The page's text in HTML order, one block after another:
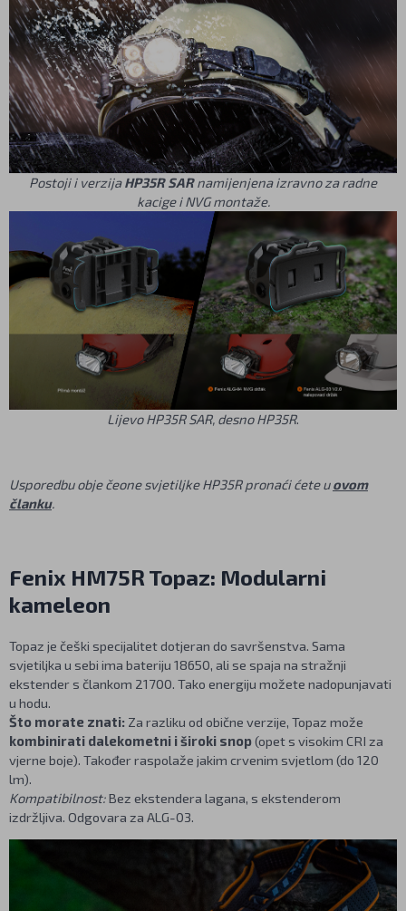
Postoji i verzijaHP35R SARnamijenjena izravno za radne
kacige i NVG montaže.
Lijevo HP35R SAR, desno HP35R.
Usporedbu obje čeone svjetiljke HP35R pronaći ćete uovom
članku.
Fenix HM75R Topaz: Modularni
kameleon
Topaz je češki specijalitet dotjeran do savršenstva. Sama
svjetiljka u sebi ima bateriju 18650, ali se spaja na stražnji
ekstender s člankom 21700. Tako energiju možete nadopunjavati
u hodu.
Što morate znati: Za razliku od obične verzije, Topaz može
kombinirati dalekometni i široki snop(opet s visokim CRI za
vjerne boje). Također raspolaže jakim crvenim svjetlom (do 120
lm).
Kompatibilnost:Bez ekstendera lagana, s ekstenderom
izdržljiva. Odgovara za ALG-03.